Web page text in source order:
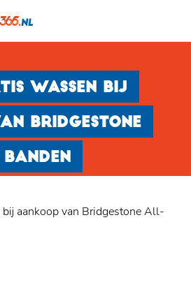
WASSEN BIJ
BRIDGESTONE
bij aankoop van Bridgestone All-